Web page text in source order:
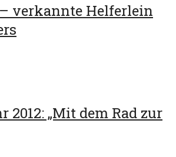
verkannte Helferlein
2012: „Mit dem Rad zur